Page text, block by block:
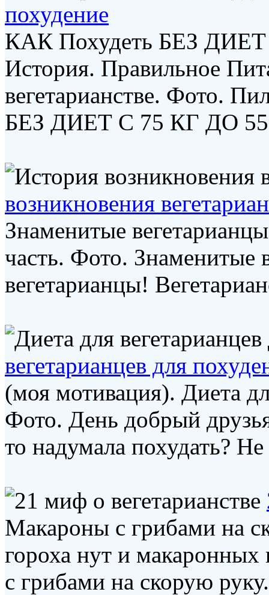
похудение
КАК Похудеть БЕЗ
История. Правильное
вегетарианстве. Фото.
БЕЗ ДИЕТ С 75 КГ ДО
возникновения
Знаменитые
часть. Фото. Знаменитые
вегетарианцы!
вегетарианцев для
(моя мотивация). Диета
Фото. День добрый
то надумала похудать?
Макароны с грибами на
гороха нут и
с грибами на скорую